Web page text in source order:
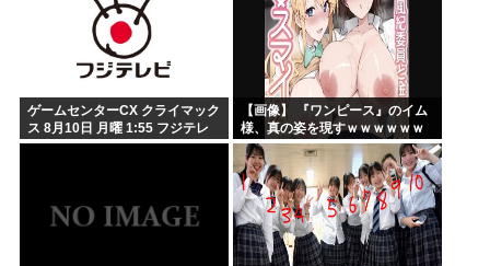
ゲームセンターCX クライマック
ス 8月10日 月曜 1:55 フジテレ
ビ
【画像】 『ワンピース』のイム
様、真の姿を現すｗｗｗｗｗｗ